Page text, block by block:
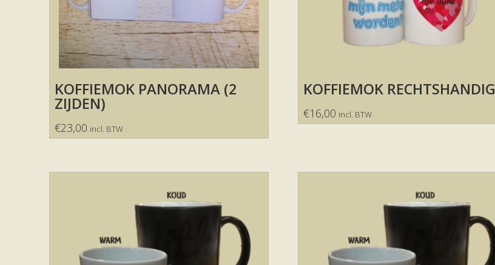
KOFFIEMOK PANORAMA (2
ZIJDEN)
€23,00 incl. BTW
KOFFIEMOK RECHTSHANDIG
€16,00 incl. BTW